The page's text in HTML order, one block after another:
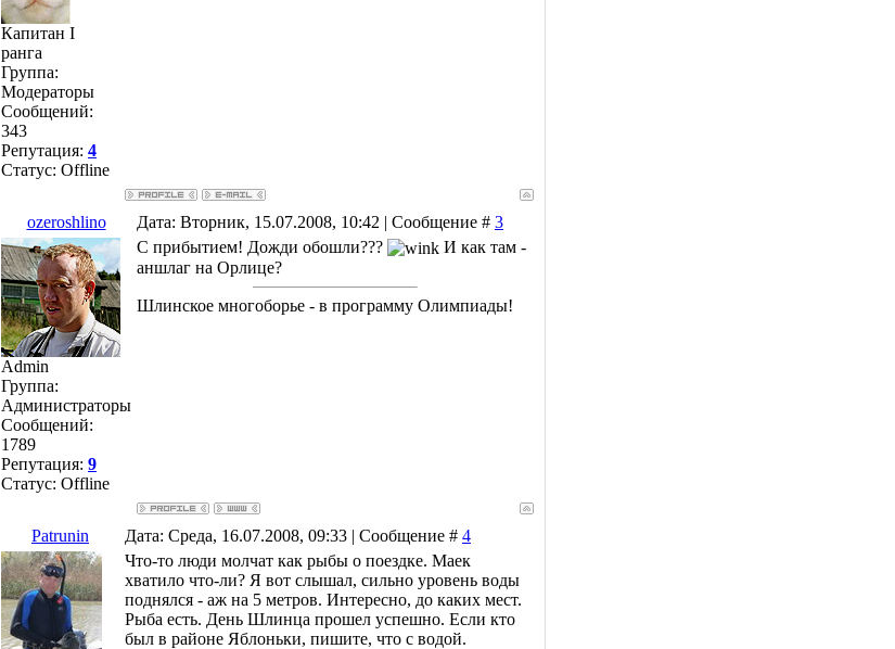
Капитан I
ранга
Группа:
Модераторы
Сообщений:
343
Репутация: 4
Статус: Offline
ozeroshlino Дата: Вторник, 15.07.2008, 10:42 | Сообщение # 3
Admin
Группа:
Администраторы
Сообщений:
1789
Репутация: 9
Статус: Offline
С прибытием! Дожди обошли???
И как там -
аншлаг на Орлице?
Шлинское многоборье - в программу Олимпиады!
Patrunin Дата: Среда, 16.07.2008, 09:33 | Сообщение # 4
Что-то люди молчат как рыбы о поездке. Маек
хватило что-ли? Я вот слышал, сильно уровень воды
поднялся - аж на 5 метров. Интересно, до каких мест.
Рыба есть. День Шлинца прошел успешно. Если кто
был в районе Яблоньки, пишите, что с водой.